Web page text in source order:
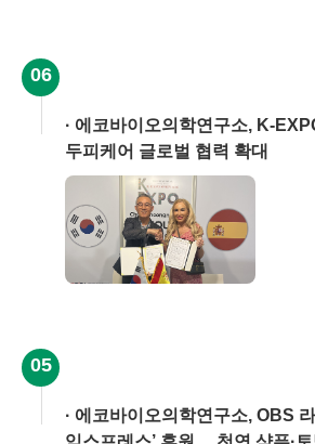
06
에코바이오의학연구소, K-
두피케어 글로벌 협력 확대
05
에코바이오의학연구소, OBS